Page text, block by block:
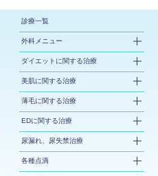
診療一覧
外科メニュー
ダイエットに関する治療
美肌に関する治療
薄毛に関する治療
EDに関する治療
尿漏れ、尿失禁治療
各種点滴